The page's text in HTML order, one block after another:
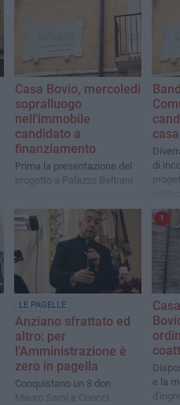
Casa Bovio, mercoledì
sopralluogo
nell'immobile
candidato a
finanziamento
Prima la presentazione del
progetto a Palazzo Beltrani
di
cura
alla
LE PAGELLE
Anziano sfrattato ed
altro: per
l'Amministrazione è
zero in pagella
Conquistano un 8 don
Mauro Sarni e Cuocci
1
e la